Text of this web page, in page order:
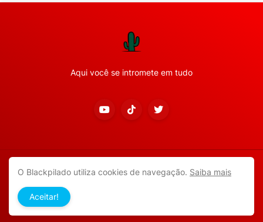
Aqui você se intromete em tudo
Copyright ©2026Todos os direitos reservados.
APP ANDROID
O Blackpilado utiliza cookies de navegação. Saiba mais
Aceitar!